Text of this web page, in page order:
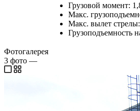
Грузовой момент:
Макс.
Макс. вылет
Грузоподъемность
Фотогалерея
3 фото —